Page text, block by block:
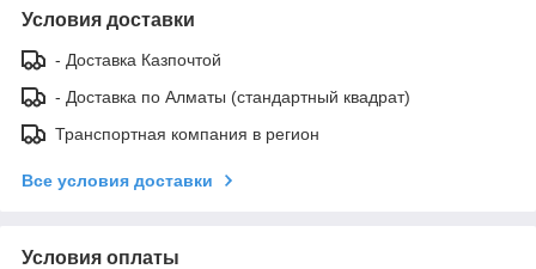
Условия доставки
- Доставка Казпочтой
- Доставка по Алматы (стандартный квадрат)
Транспортная компания в регион
Все условия доставки
Условия оплаты